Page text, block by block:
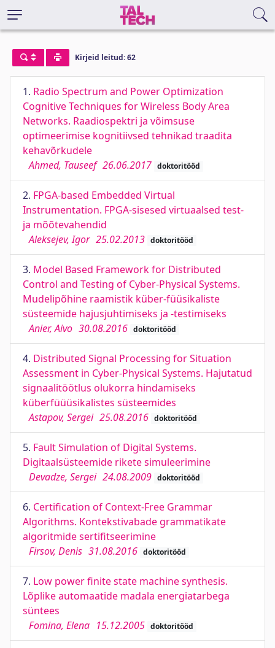
Kirjeid leitud: 62
1. Radio Spectrum and Power Optimization
Cognitive Techniques for Wireless Body Area
Networks. Raadiospektri ja võimsuse
optimeerimise kognitiivsed tehnikad traadita
kehavõrkudele
Ahmed, Tauseef 26.06.2017 doktoritööd
2. FPGA-based Embedded Virtual
Instrumentation. FPGA-sisesed virtuaalsed test-
ja mõõtevahendid
Aleksejev, Igor 25.02.2013 doktoritööd
3. Model Based Framework for Distributed
Control and Testing of Cyber-Physical Systems.
Mudelipõhine raamistik küber-füüsikaliste
süsteemide hajusjuhtimiseks ja -testimiseks
Anier, Aivo 30.08.2016 doktoritööd
4. Distributed Signal Processing for Situation
Assessment in Cyber-Physical Systems. Hajutatud
signaalitöötlus olukorra hindamiseks
küberfüüüsikalistes süsteemides
Astapov, Sergei 25.08.2016 doktoritööd
5. Fault Simulation of Digital Systems.
Digitaalsüsteemide rikete simuleerimine
Devadze, Sergei 24.08.2009 doktoritööd
6. Certification of Context-Free Grammar
Algorithms. Kontekstivabade grammatikate
algoritmide sertifitseerimine
Firsov, Denis 31.08.2016 doktoritööd
7. Low power finite state machine synthesis.
Lõplike automaatide madala energiatarbega
süntees
Fomina, Elena 15.12.2005 doktoritööd